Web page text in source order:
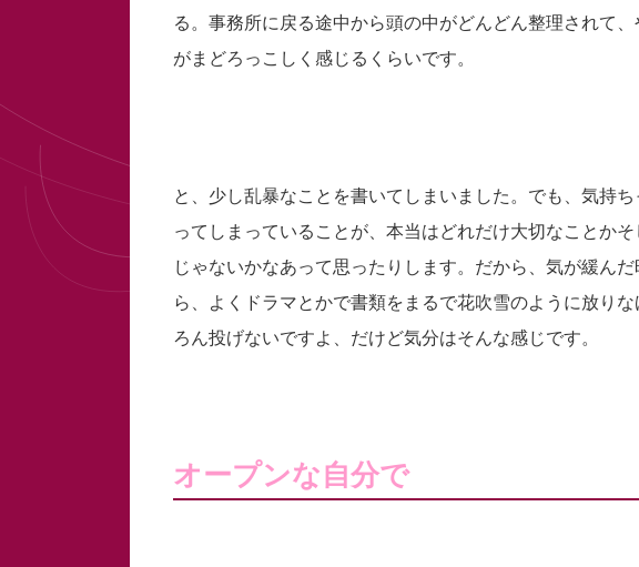
る。事務所に戻る途中から頭の中がどんどん整理されて
がまどろっこしく感じるくらいです。
と、少し乱暴なことを書いてしまいました。でも、気持
ってしまっていることが、本当はどれだけ大切なことか
じゃないかなあって思ったりします。だから、気が緩ん
ら、よくドラマとかで書類をまるで花吹雪のように放り
ろん投げないですよ、だけど気分はそんな感じです。
オープンな自分で